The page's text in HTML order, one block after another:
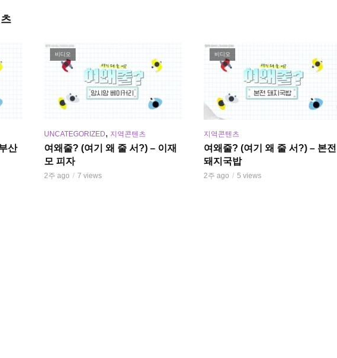
산
비디오
UNCATEGORIZED, 지역콘텐츠
여왜줄? (여기 왜 줄 서?) – 이재
모 피자
2주 ago 7 views
비디오
지역콘텐츠
여왜줄? (여기 왜 줄 서?) – 본전
돼지국밥
2주 ago 5 views